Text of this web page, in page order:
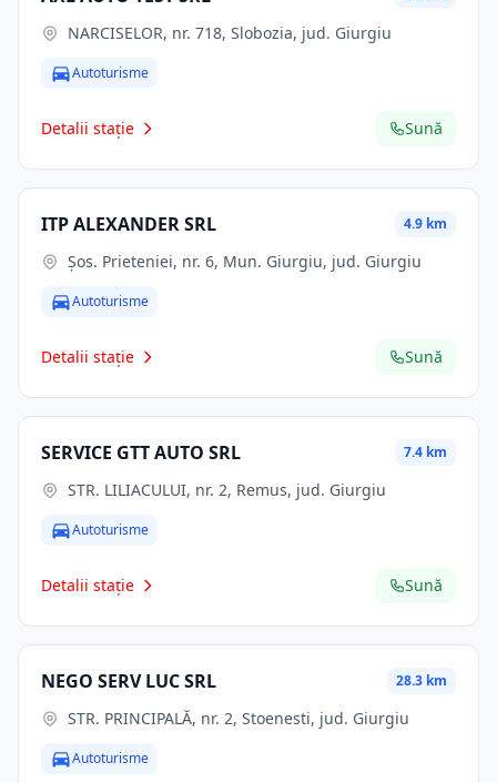
NARCISELOR, nr. 718, Slobozia, jud. Giurgiu
Autoturisme
Detalii stație Sună
ITP ALEXANDER SRL 4.9 km
Şos. Prieteniei, nr. 6, Mun. Giurgiu, jud. Giurgiu
Autoturisme
Detalii stație Sună
SERVICE GTT AUTO SRL 7.4 km
STR. LILIACULUI, nr. 2, Remus, jud. Giurgiu
Autoturisme
Detalii stație Sună
NEGO SERV LUC SRL 28.3 km
STR. PRINCIPALĂ, nr. 2, Stoenesti, jud. Giurgiu
Autoturisme